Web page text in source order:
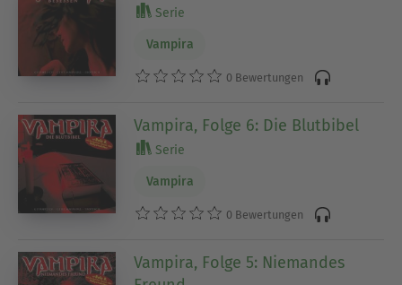
Serie
Vampira
0 Bewertungen
Vampira, Folge 6: Die Blutbibel
Serie
Vampira
0 Bewertungen
Vampira, Folge 5: Niemandes